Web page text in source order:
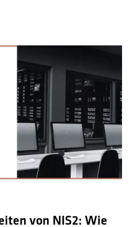
von NIS2: Wie